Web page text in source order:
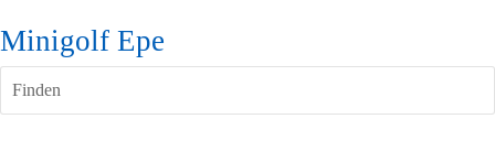
Minigolf Epe
Finden